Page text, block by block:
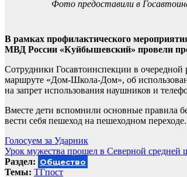
Фото предоставили в
В рамках профилактического
МВД России «Куйбышевский» провели
Сотрудники Госавтоинспекции в очередной
маршруте «Дом-Школа-Дом», об
на запрет использования наушников и
Вместе дети вспомнили основные правила
вести себя пешеход на пешеходном переходе.
Навигация
по
Голосуем за Ударник
Урок мужества прошел в Северной средней
Раздел: Общество
Темы: ТГпост